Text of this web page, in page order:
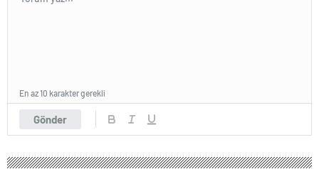
Gönder
En az 10 karakter gerekli